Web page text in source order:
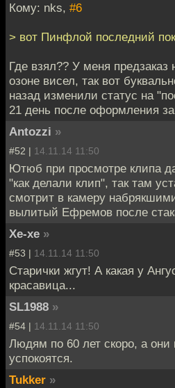
Кому: nks, #6
> вот Пинфлой последний
Где взял?? У меня предзаказ
озоне висел, так вот
назад изменили статус на
21 день после оформления
Antozzi »
#52 | 14.11.14 11:50
Ютюб при просмотре клипа
"как делали клип", так там
смотрит в камеру
вылитый Ефремов после
Хе-хе »
#53 | 14.11.14 11:50
Старички жгут! А какая у
красавица...
SL1988 »
#54 | 14.11.14 11:50
Людям по 60 лет скоро, а они
успокоятся.
Tukker »